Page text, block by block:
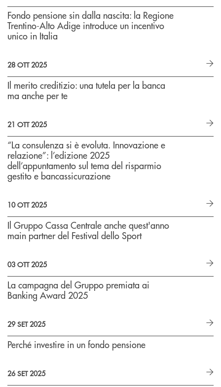
Fondo pensione sin dalla nascita: la Regione
Trentino-Alto Adige introduce un incentivo
unico in Italia
28 OTT 2025
Il merito creditizio: una tutela per la banca
ma anche per te
21 OTT 2025
“La consulenza si è evoluta. Innovazione e
relazione”: l’edizione 2025
dell’appuntamento sul tema del risparmio
gestito e bancassicurazione
10 OTT 2025
Il Gruppo Cassa Centrale anche quest'anno
main partner del Festival dello Sport
03 OTT 2025
La campagna del Gruppo premiata ai
Banking Award 2025
29 SET 2025
Perché investire in un fondo pensione
26 SET 2025